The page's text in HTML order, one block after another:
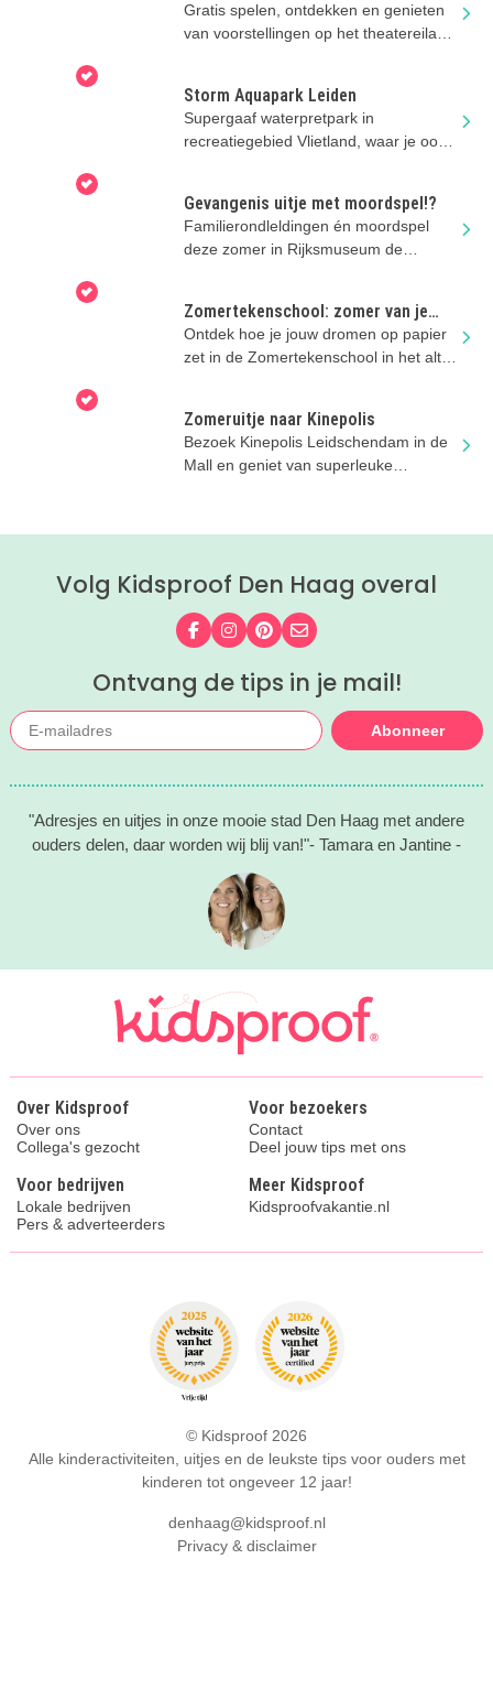
Gratis spelen, ontdekken en genieten
van voorstellingen op het theatereiland
Storm Aquapark Leiden
Supergaaf waterpretpark in
recreatiegebied Vlietland, waar je ook
Gevangenis uitje met moordspel!?
Familierondleldingen én moordspel
deze zomer in Rijksmuseum de
Zomertekenschool: zomer van je
dromen
Ontdek hoe je jouw dromen op papier
zet in de Zomertekenschool in het altijd
Zomeruitje naar Kinepolis
Bezoek Kinepolis Leidschendam in de
Mall en geniet van superleuke
Volg Kidsproof Den Haag overal
Volg ons op Facebook
Volg ons op Instagram
Volg ons op Pinterest
Mail ons
Ontvang de tips in je mail!
Abonneer
"Adresjes en uitjes in onze mooie stad Den Haag met andere
ouders delen, daar worden wij blij van!"- Tamara en Jantine -
Over Kidsproof
Over ons
Collega's gezocht
Voor bezoekers
Contact
Deel jouw tips met ons
Voor bedrijven
Lokale bedrijven
Pers & adverteerders
Meer Kidsproof
Kidsproofvakantie.nl
© Kidsproof 2026
Alle kinderactiviteiten, uitjes en de leukste tips voor ouders met
kinderen tot ongeveer 12 jaar!
denhaag@kidsproof.nl
Privacy & disclaimer